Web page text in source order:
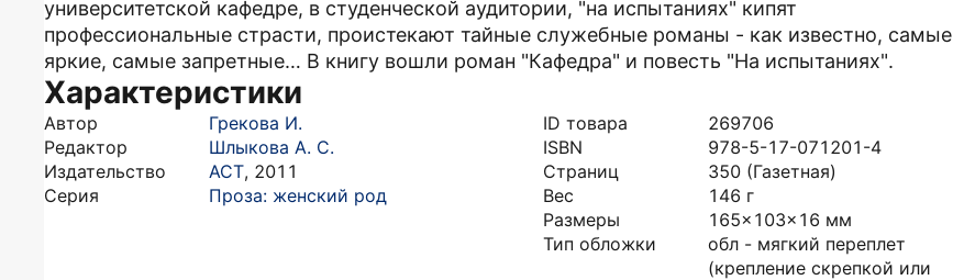
университетской кафедре, в студенческой аудитории, "на испытаниях" кипят
профессиональные страсти, проистекают тайные служебные романы - как известно, самые
яркие, самые запретные… В книгу вошли роман "Кафедра" и повесть "На испытаниях".
Характеристики
Автор
Грекова И.
Редактор
Шлыкова А. С.
Издательство
АСТ, 2011
Серия
Проза: женский род
ID товара
269706
ISBN
978-5-17-071201-4
Страниц
350 (Газетная)
Вес
146 г
Размеры
165x103x16 мм
Тип обложки
обл - мягкий переплет
(крепление скрепкой или